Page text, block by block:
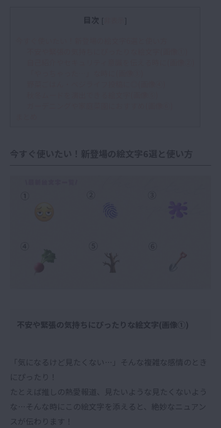
目次 [ ]
不安や緊張の気持ちにぴったりな絵文字(画像①)
「気になるけど見たくない…」そんな複雑な感情のとき
にぴったり！
たとえば推しの熱愛報道、見たいような見たくないよう
な…そんな時にこの絵文字を添えると、絶妙なニュアン
スが伝わります！